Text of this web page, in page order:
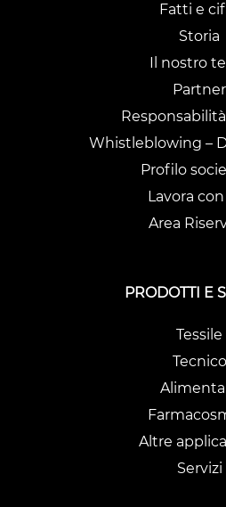
Fatti e
Storia
Il nostro
Partner
Whistleblowing –
Profilo
Lavora
Area
PRODOTTI E
Tessile
Tecnico
Altre
Servizi